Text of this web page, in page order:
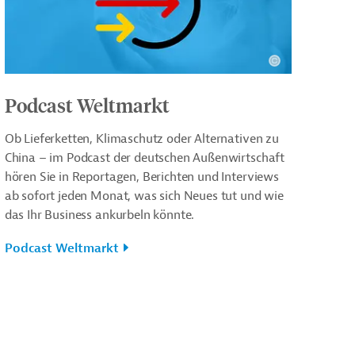
Podcast Weltmarkt
Ob Lieferketten, Klimaschutz oder Alternativen zu
China – im Podcast der deutschen Außenwirtschaft
hören Sie in Reportagen, Berichten und Interviews
ab sofort jeden Monat, was sich Neues tut und wie
das Ihr Business ankurbeln könnte.
Podcast Weltmarkt